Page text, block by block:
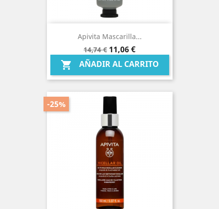
Apivita Mascarilla...
Precio
base
14,74 € Precio
11,06 €
 AÑADIR AL CARRITO
-25%